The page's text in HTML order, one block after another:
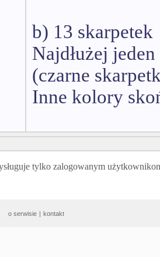
b) 13 skarpetek
Najdłużej
(czarne
Inne kolory
tylko zalogowanym
o serwisie | kontakt